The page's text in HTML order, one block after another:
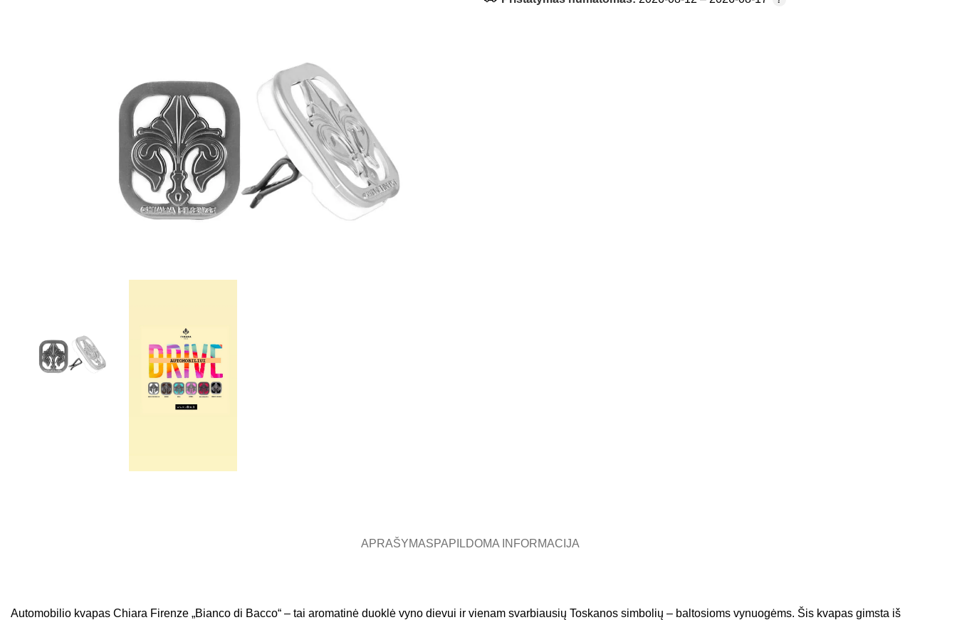
APRAŠYMASPAPILDOMA INFORMACIJA
Automobilio kvapas Chiara Firenze „Bianco di Bacco“ – tai aromatinė duoklė vyno dievui ir vienam svarbiausių Toskanos simbolių – baltosioms vynuogėms. Šis kvapas gimsta iš